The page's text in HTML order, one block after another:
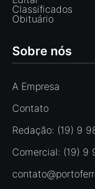
Classificados
Obituário
Sobre nós
A Empresa
Contato
Redação: (19) 9
Comercial: (19) 9